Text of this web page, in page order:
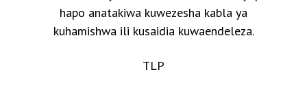
hapo anatakiwa kuwezesha kabla ya
kuhamishwa ili kusaidia kuwaendeleza.
TLP